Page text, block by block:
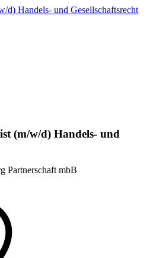
d) Handels- und Gesellschaftsrecht
(m/w/d) Handels- und
Partnerschaft mbB